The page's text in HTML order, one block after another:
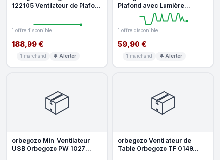
122105 Ventilateur de Plafond
1 offre disponible
188,99 €
1 marchand 🔔 Alerter
Plafond avec Lumière
Orbegozo CP 12435 20W
33cm 6 Vitess
1 offre disponible
59,90 €
1 marchand 🔔 Alerter
📦
orbegozo Mini Ventilateur
USB Orbegozo PW 1027
📦
orbegozo Ventilateur de
Table Orbegozo TF 0149